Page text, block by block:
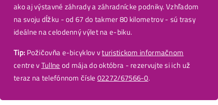
ako aj výstavné záhrady a záhradnícke podniky. Vzhľadom
na svoju dĺžku - od 67 do takmer 80 kilometrov - sú trasy
ideálne na celodenný výlet na e-biku.
Tip: Požičovňa e-bicyklov vturistickom informačnom
centre vTullne od mája do októbra - rezervujte si ich už
teraz na telefónnom čísle 02272/67566-0.